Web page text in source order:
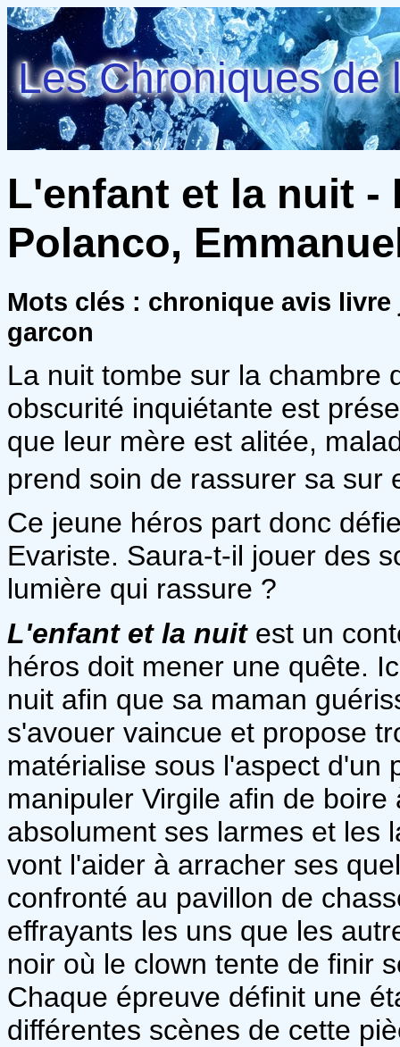
Les Chroniques de
L'enfant et la nuit -
Polanco,
Mots clés : chronique avis
garcon
La nuit tombe sur la chambre
obscurité inquiétante est
que leur mère est alitée,
prend soin de rassurer sa
Ce jeune héros part donc
Evariste. Saura-t-il jouer des
lumière qui rassure ?
L'enfant et la nuitest un
héros doit mener une quête.
nuit afin que sa maman
s'avouer vaincue et propose
matérialise sous l'aspect d'un
manipuler Virgile afin de
absolument ses larmes et les
vont l'aider à arracher ses
confronté au pavillon de
effrayants les uns que les
noir où le clown tente de finir
Chaque épreuve définit une
différentes scènes de cette